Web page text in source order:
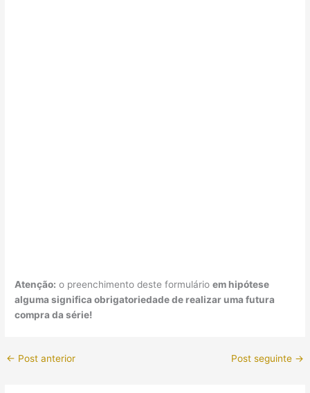
Atenção: o preenchimento deste formulárioem hipótese
alguma significa obrigatoriedade de realizar uma futura
compra da série!
← Post anterior Post seguinte →